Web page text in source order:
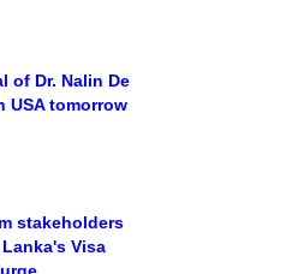
of Dr. Nalin De
USA tomorrow
stakeholders
Lanka's Visa